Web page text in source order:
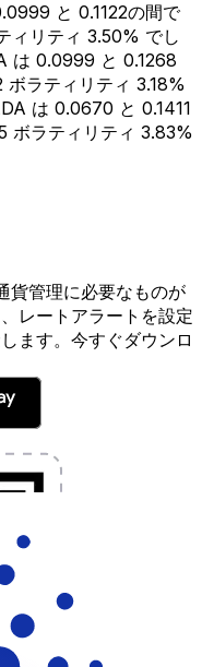
と 0.1122の間で
ィリティ 3.50% でし
は 0.0999 と 0.1268
ボラティリティ 3.18%
は 0.0670 と 0.1411
ボラティリティ 3.83%
貨管理に必要なものが
レートアラートを設定
ます。今すぐダウンロ